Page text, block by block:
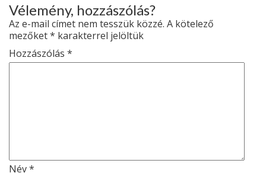
Vélemény, hozzászólás?
Az e-mail címet nem tesszük közzé. A kötelező
mezőket* karakterrel jelöltük
Hozzászólás *
Név*